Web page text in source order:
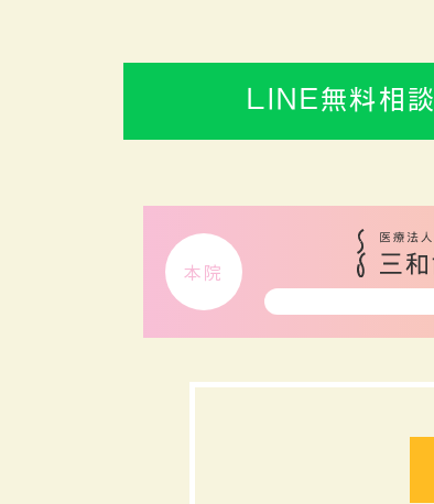
LINE無料相談
本院